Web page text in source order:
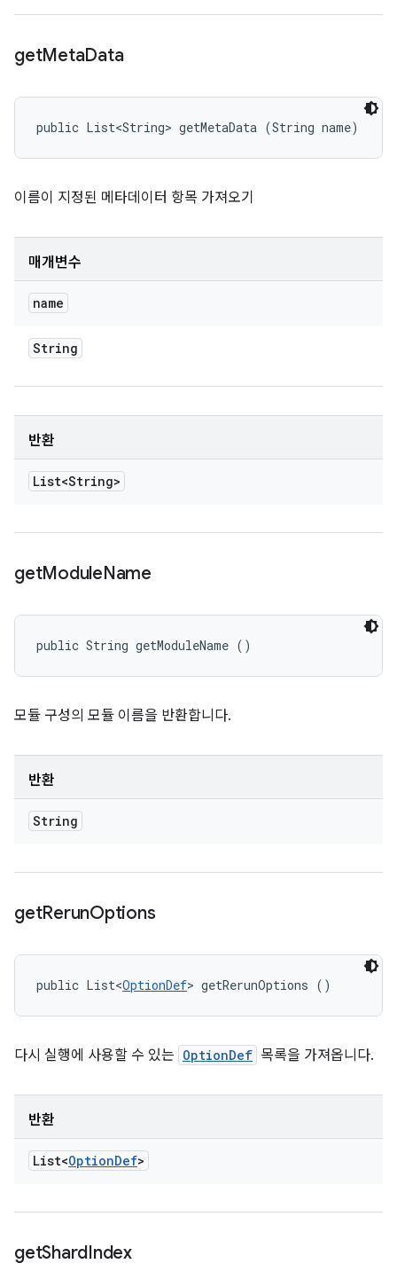
getMetaData
public List<String> getMetaData (String name)
이름이 지정된 메타데이터 항목 가져오기
매개변수
name
String
반환
List<String>
getModuleName
public String getModuleName ()
모듈 구성의 모듈 이름을 반환합니다.
반환
String
getRerunOptions
public List<OptionDef> getRerunOptions ()
다시 실행에 사용할 수 있는 OptionDef 목록을 가져옵니다.
반환
List<OptionDef>
getShardIndex